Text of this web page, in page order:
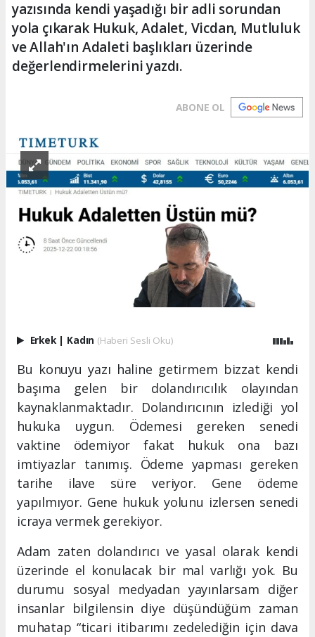
yazısında kendi yaşadığı bir adli sorundan
yola çıkarak Hukuk, Adalet, Vicdan, Mutluluk
ve Allah'ın Adaleti başlıkları üzerinde
değerlendirmelerini yazdı.
ABONE OL
Erkek Kadın (Haberi Sesli Oku)
Bu konuyu yazı haline getirmem bizzat kendi
başıma gelen bir dolandırıcılık olayından
kaynaklanmaktadır. Dolandırıcının izlediği yol
hukuka uygun. Ödemesi gereken senedi
vaktine ödemiyor fakat hukuk ona bazı
imtiyazlar tanımış. Ödeme yapması gereken
tarihe ilave süre veriyor. Gene ödeme
yapılmıyor. Gene hukuk yolunu izlersen senedi
icraya vermek gerekiyor.
Adam zaten dolandırıcı ve yasal olarak kendi
üzerinde el konulacak bir mal varlığı yok. Bu
durumu sosyal medyadan yayınlarsam diğer
insanlar bilgilensin diye düşündüğüm zaman
muhatap “ticari itibarımı zedelediğin için dava